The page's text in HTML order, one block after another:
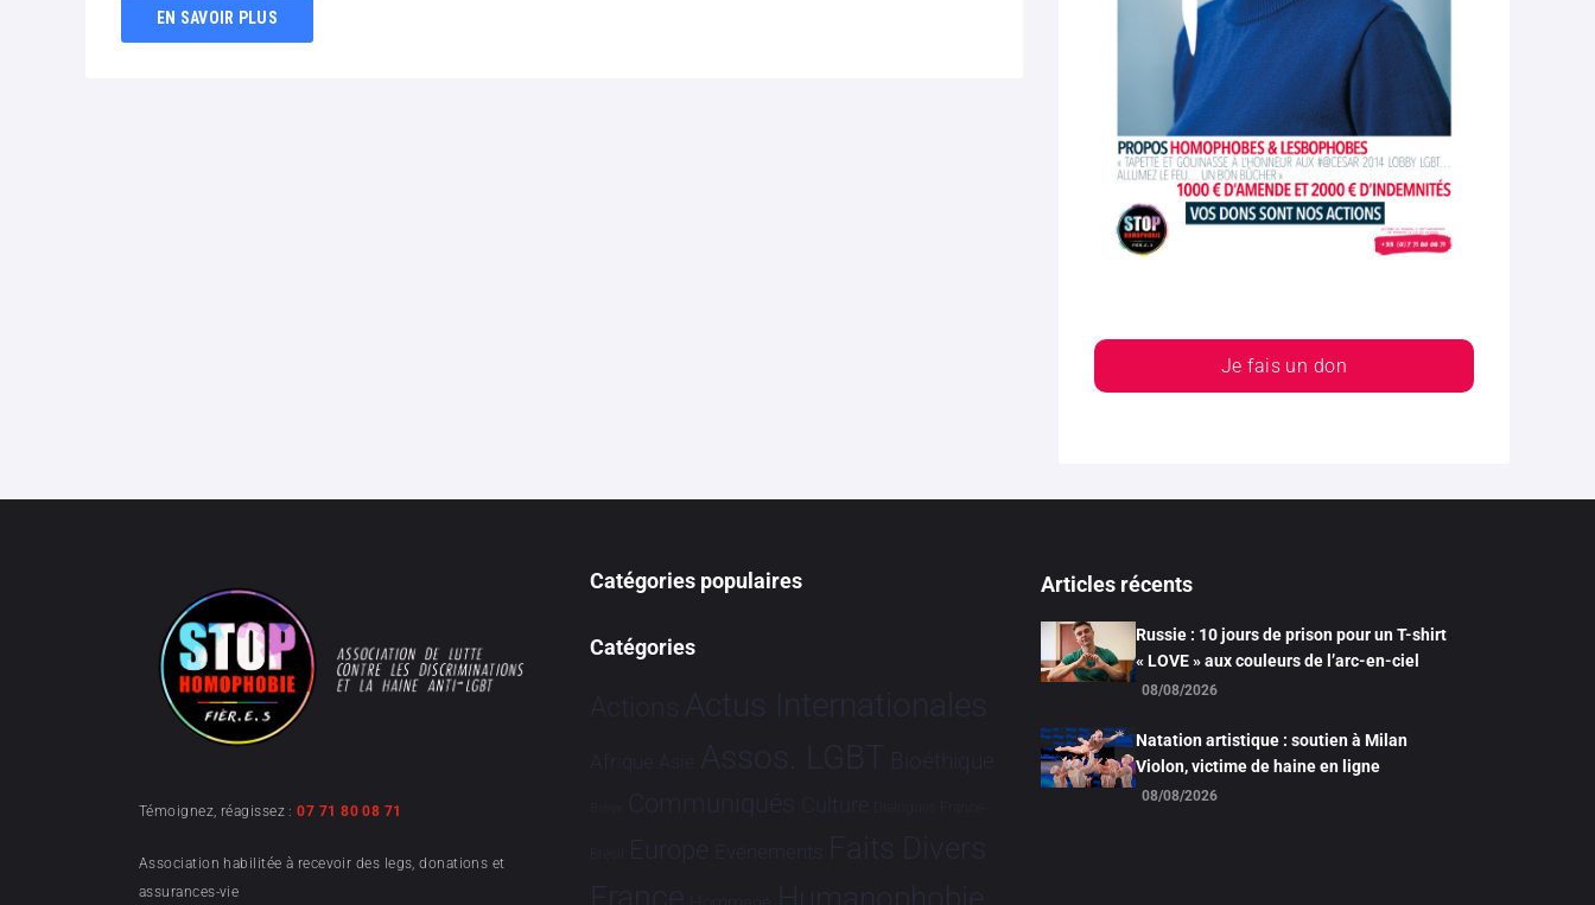
EN SAVOIR PLUS
Je fais un don
Témoignez, réagissez :07 71 80 08 71
Association habilitée à recevoir des legs, donations et
assurances-vie
Catégories populaires
Catégories
Actions Actus Internationales
Afrique Asie Assos. LGBT Bioéthique
Brève Communiqués Culture Dialogues France-
Brésil Europe Evénements Faits Divers
Humanophobie
Articles récents
Russie : 10 jours de prison pour un T-shirt
« LOVE » aux couleurs de l’arc-en-ciel
08/08/2026
Natation artistique : soutien à Milan
Violon, victime de haine en ligne
08/08/2026